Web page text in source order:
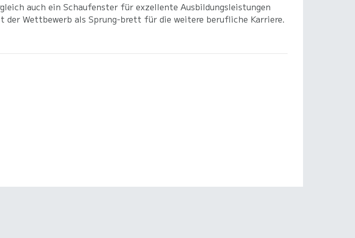
auch ein Schaufenster für exzellente Ausbildungsleistungen
Wettbewerb als Sprung-brett für die weitere berufliche Karriere.